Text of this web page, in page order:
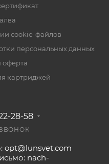
cookie-файлов
персональных данных
оферта
картриджей
28-58
opt@lunsvet.com
nach-